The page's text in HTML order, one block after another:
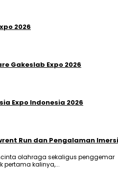
2026
Gakeslab Expo 2026
Expo Indonesia 2026
Run dan Pengalaman
olahraga sekaligus penggemar
pertama kalinya,...